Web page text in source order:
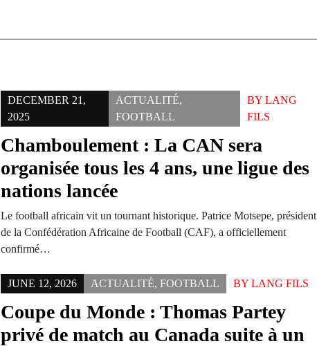
DECEMBER 21,
2025
ACTUALITÉ,
FOOTBALL
BY LANG
FILS
Chamboulement : La CAN sera
organisée tous les 4 ans, une ligue des
nations lancée
Le football africain vit un tournant historique. Patrice Motsepe, président
de la Confédération Africaine de Football (CAF), a officiellement
confirmé…
JUNE 12, 2026 ACTUALITÉ,FOOTBALL BYLANG FILS
Coupe du Monde : Thomas Partey
privé de match au Canada suite à un